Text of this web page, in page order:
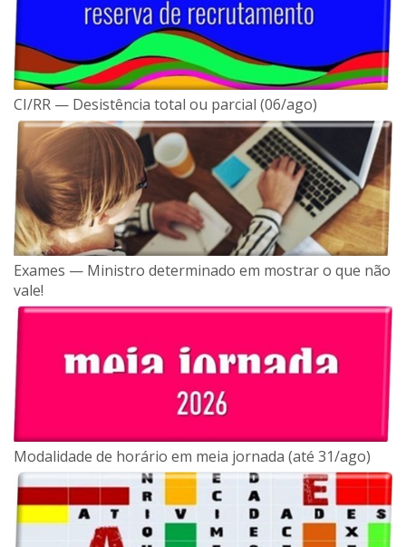
CI/RR — Desistência total ou parcial (06/ago)
Exames — Ministro determinado em mostrar o que não
vale!
Modalidade de horário em meia jornada (até 31/ago)